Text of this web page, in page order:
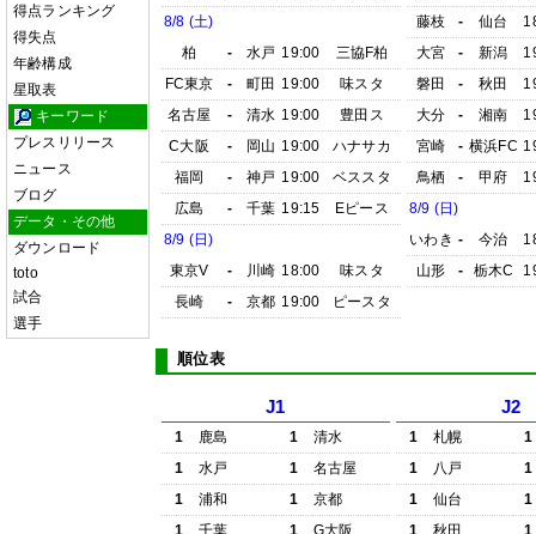
得点ランキング
得失点
年齢構成
星取表
キーワード
プレスリリース
ニュース
ブログ
データ・その他
ダウンロード
toto
試合
選手
8/8 (土)
柏
- 水戸 19:00
三協F柏
FC東京
- 町田 19:00
味スタ
名古屋
- 清水 19:00
豊田ス
C大阪
- 岡山 19:00
ハナサカ
福岡
- 神戸 19:00
ベススタ
広島
- 千葉 19:15
Eピース
8/9 (日)
東京V
- 川崎 18:00
味スタ
長崎
- 京都 19:00 ピースタ
藤枝
- 仙台
大宮
- 新潟
磐田
- 秋田
大分
- 湘南
宮崎
- 横浜FC
鳥栖
- 甲府
8/9 (日)
いわき - 今治
山形
- 栃木C
順位表
J1
1 鹿島 1
清水
1
水戸 1
名古屋
1
浦和 1
京都
1
千葉 1
G大阪
J2
1 札幌
1
1
八戸
1
1
仙台
1
1
秋田
1